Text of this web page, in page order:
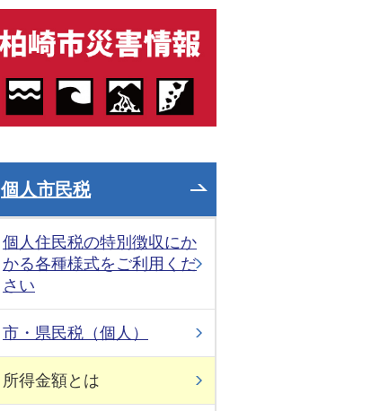
個人市民税
個人住民税の特別徴収にか
かる各種様式をご利用くだ
さい
市・県民税（個人）
所得金額とは